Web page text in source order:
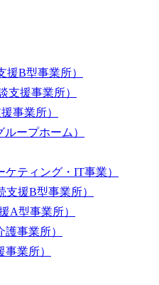
援B型事業所）
支援事業所）
事業所）
ループホーム）
ケティング・IT事業）
支援B型事業所）
A型事業所）
護事業所）
事業所）